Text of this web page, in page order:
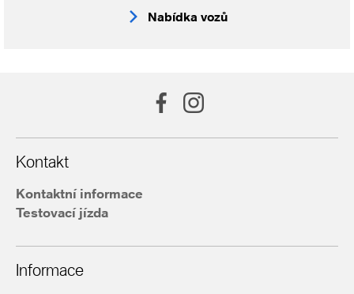
Nabídka vozů
Kontakt
Kontaktní informace
Testovací jízda
Informace